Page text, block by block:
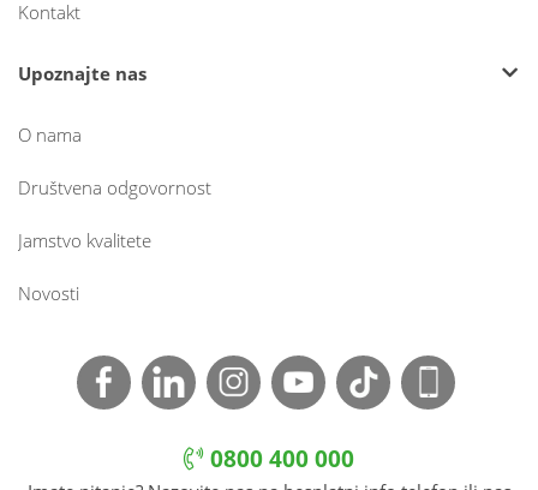
Kontakt
Upoznajte nas
O nama
Društvena odgovornost
Jamstvo kvalitete
Novosti
0800 400 000